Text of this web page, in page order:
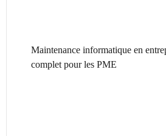
Maintenance informatique en
complet pour les PME